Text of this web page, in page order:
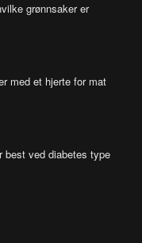
grønnsaker er
med et hjerte for mat
best ved diabetes type